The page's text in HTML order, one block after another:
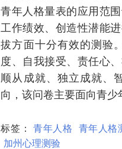
青年人格量表的应用范
工作绩效、创造性潜能
拔方面十分有效的测验
度、自我接受、责任心
顺从成就、独立成就、
向，该问卷主要面向青少
标签： 青年人格 青年人格
加州心理测验